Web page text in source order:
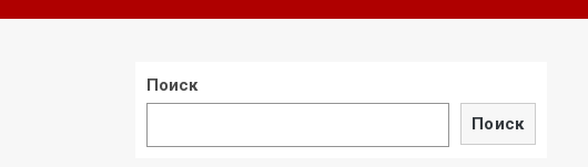
Поиск
Поиск